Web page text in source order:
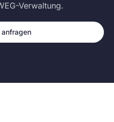
Verwaltung.